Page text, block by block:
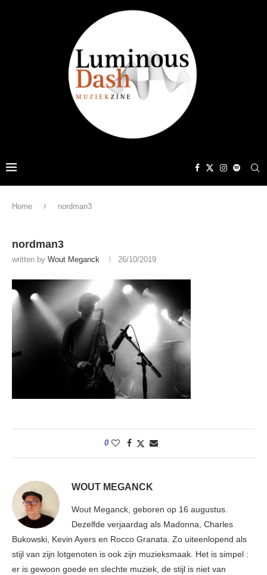
Home nordman3
nordman3
written by Wout Meganck 26/10/2019
0
WOUT MEGANCK
Wout Meganck, geboren op 16 augustus.
Dezelfde verjaardag als Madonna, Charles
Bukowski, Kevin Ayers en Rocco Granata. Zo uiteenlopend als
stijl van zijn lotgenoten is ook zijn muzieksmaak. Het is simpel :
er is gewoon goede en slechte muziek, de stijl is niet van